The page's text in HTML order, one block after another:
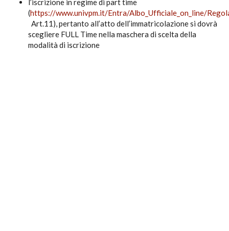
l’iscrizione in regime di part time
(https://www.univpm.it/Entra/Albo_Ufficiale_on_line/
Art.11), pertanto all’atto dell’immatricolazione si dovrà
scegliere FULL Time nella maschera di scelta della
modalità di iscrizione